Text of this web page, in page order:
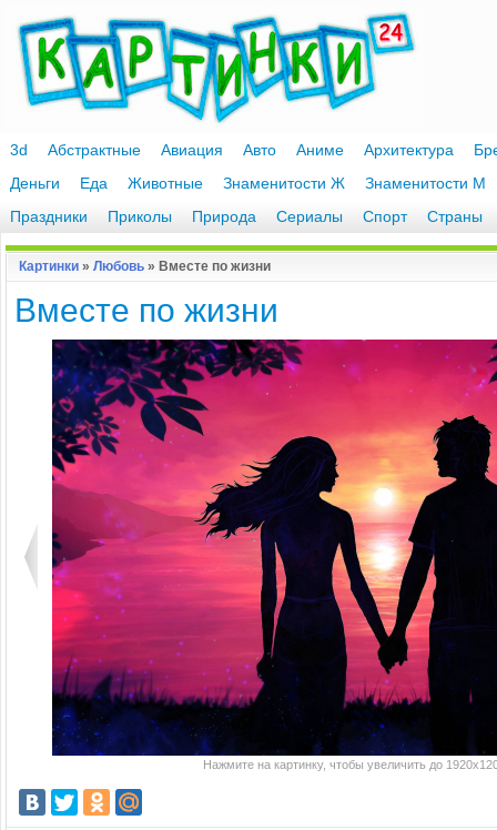
3d Абстрактные Авиация Авто Аниме Архитектура
Деньги
Еда Животные Знаменитости Ж
Знаменитости М
Праздники
Приколы Природа Сериалы Спорт Страны
Картинки » Любовь » Вместе по жизни
Вместе по жизни
Нажмите на картинку, чтобы увеличить до